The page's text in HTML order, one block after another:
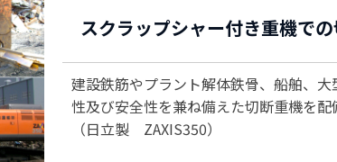
スクラップシャー付き重機で
建設鉄筋やプラント解体鉄骨、船舶、
性及び安全性を兼ね備えた切断重機を配
（日立製 ZAXIS350）